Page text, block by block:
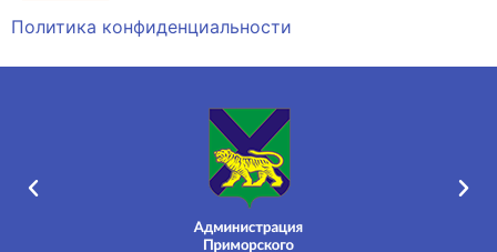
Политика конфиденциальности